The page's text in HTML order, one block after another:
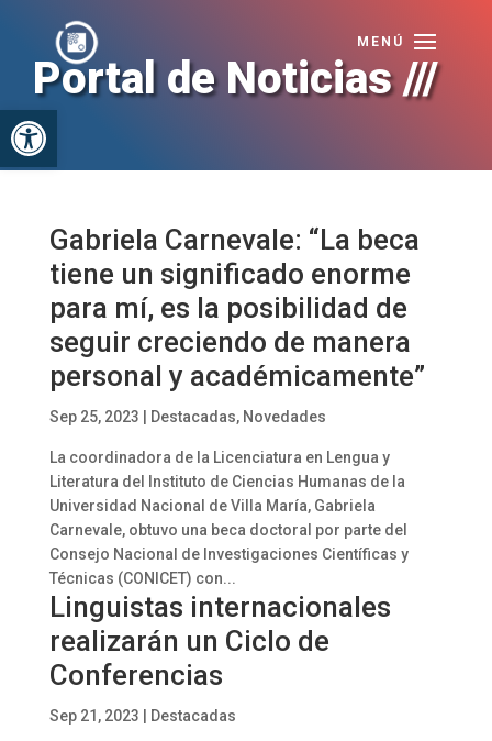
Abrir barra de herramientas
Portal de Noticias ///
Gabriela Carnevale: “La beca
tiene un significado enorme
para mí, es la posibilidad de
seguir creciendo de manera
personal y académicamente”
Sep 25, 2023 Destacadas, Novedades
La coordinadora de la Licenciatura en Lengua y
Literatura del Instituto de Ciencias Humanas de la
Universidad Nacional de Villa María, Gabriela
Carnevale, obtuvo una beca doctoral por parte del
Consejo Nacional de Investigaciones Científicas y
Técnicas (CONICET) con...
Linguistas internacionales
realizarán un Ciclo de
Conferencias
Sep 21, 2023 Destacadas